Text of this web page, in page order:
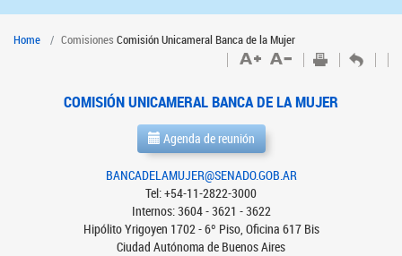
Home Comisiones Comisión Unicameral Banca de la Mujer
COMISIÓN UNICAMERAL BANCA DE LA MUJER
Agenda de reunión
BANCADELAMUJER@SENADO.GOB.AR
Tel: +54-11-2822-3000
Internos: 3604 - 3621 - 3622
Hipólito Yrigoyen 1702 - 6º Piso, Oficina 617 Bis
Ciudad Autónoma de Buenos Aires